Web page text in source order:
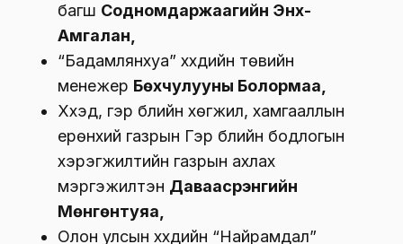
багш Содномдаржаагийн Энх-
Амгалан,
“Бадамлянхуа” хүүхдийн төвийн
менежер Бөхчулууны Болормаа,
Хүүхэд, гэр бүлийн хөгжил, хамгааллын
ерөнхий газрын Гэр бүлийн бодлогын
хэрэгжилтийн газрын ахлах
мэргэжилтэн Даваасүрэнгийн
Мөнгөнтуяа,
Олон улсын хүүхдийн “Найрамдал”